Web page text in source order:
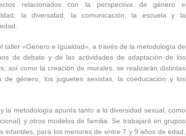
relacionados con la perspectiva de género e
la diversidad, la comunicación, la escuela y la
taller «Género e Igualdad», a través de la metodología de
de debate y de las actividades de adaptación de los
así como la creación de murales, se realizarán distintas
de género, los juguetes sexistas, la coeducación y los
la metodología apunta tanto a la diversidad sexual, como
y otros modelos de familia. Se trabajará en grupos
para los menores de entre 7 y 9 años de edad,